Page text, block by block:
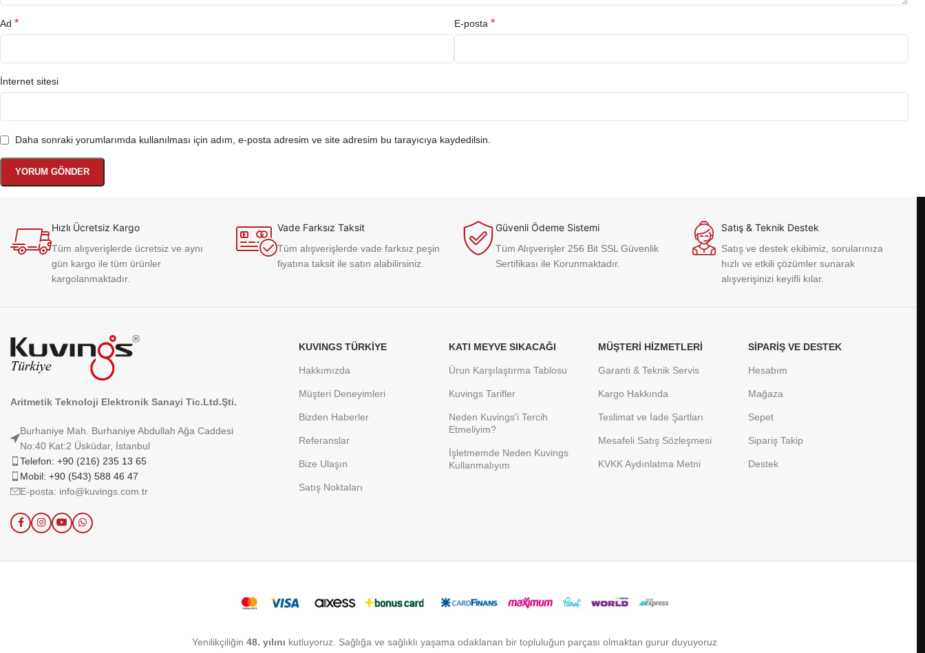
Ad * E-posta *
İnternet sitesi
Daha sonraki yorumlarımda kullanılması için adım, e-posta adresim ve site adresim bu tarayıcıya kaydedilsin.
Hızlı Ücretsiz Kargo
Tüm alışverişlerde ücretsiz ve aynı
gün kargo ile tüm ürünler
kargolanmaktadır.
Vade Farksız Taksit
Tüm alışverişlerde vade farksız peşin
fiyatına taksit ile satın alabilirsiniz.
Güvenli Ödeme Sistemi
Tüm Alışverişler 256 Bit SSL Güvenlik
Sertifikası ile Korunmaktadır.
Satış & Teknik Destek
Satış ve destek ekibimiz, sorularınıza
hızlı ve etkili çözümler sunarak
alışverişinizi keyifli kılar.
Aritmetik Teknoloji Elektronik Sanayi Tic.Ltd.Şti.
Burhaniye Mah. Burhaniye Abdullah Ağa Caddesi
No:40 Kat:2 Üsküdar, İstanbul
Telefon: +90 (216) 235 13 65
Mobil: +90 (543) 588 46 47
E-posta: info@kuvings.com.tr
KUVINGS TÜRKIYE
Hakkımızda
Müşteri Deneyimleri
Bizden Haberler
Referanslar
Bize Ulaşın
Satış Noktaları
KATI MEYVE SIKACAĞI
Ürun Karşılaştırma Tablosu
Kuvings Tarifler
Neden Kuvings'i Tercih
Etmeliyim?
İşletmemde Neden Kuvings
Kullanmalıyım
MÜŞTERI HIZMETLERI
Garanti & Teknik Servis
Kargo Hakkında
Teslimat ve İade Şartları
Mesafeli Satış Sözleşmesi
KVKK Aydınlatma Metni
SIPARIŞ VE DESTEK
Hesabım
Mağaza
Sepet
Sipariş Takip
Destek
Yenilikçiliğin 48. yılını kutluyoruz. Sağlığa ve sağlıklı yaşama odaklanan bir topluluğun parçası olmaktan gurur duyuyoruz